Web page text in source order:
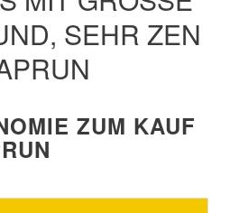
SEHR ZENT
ZUM KAUF